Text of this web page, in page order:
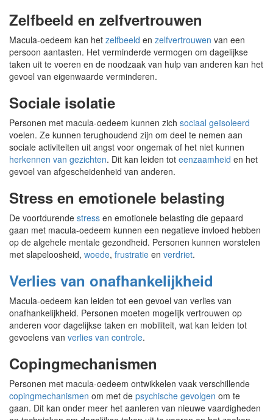
Zelfbeeld en zelfvertrouwen
Macula-oedeem kan het zelfbeeld en zelfvertrouwen van een
persoon aantasten. Het verminderde vermogen om dagelijkse
taken uit te voeren en de noodzaak van hulp van anderen kan het
gevoel van eigenwaarde verminderen.
Sociale isolatie
Personen met macula-oedeem kunnen zich sociaal geïsoleerd
voelen. Ze kunnen terughoudend zijn om deel te nemen aan
sociale activiteiten uit angst voor ongemak of het niet kunnen
herkennen van gezichten. Dit kan leiden tot eenzaamheid en het
gevoel van afgescheidenheid van anderen.
Stress en emotionele belasting
De voortdurende stress en emotionele belasting die gepaard
gaan met macula-oedeem kunnen een negatieve invloed hebben
op de algehele mentale gezondheid. Personen kunnen worstelen
met slapeloosheid, woede, frustratie en verdriet.
Verlies van onafhankelijkheid
Macula-oedeem kan leiden tot een gevoel van verlies van
onafhankelijkheid. Personen moeten mogelijk vertrouwen op
anderen voor dagelijkse taken en mobiliteit, wat kan leiden tot
gevoelens van verlies van controle.
Copingmechanismen
Personen met macula-oedeem ontwikkelen vaak verschillende
copingmechanismen om met de psychische gevolgen om te
gaan. Dit kan onder meer het aanleren van nieuwe vaardigheden